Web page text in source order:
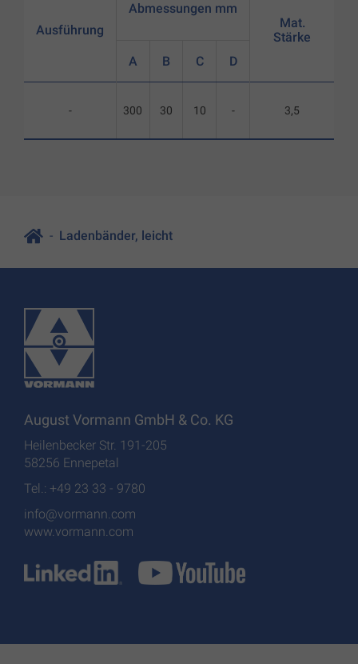
Ausführung
-
Abmessungen mm
A B C D
300 30 10 -
Mat.
Stärke
3,5
Ladenbänder, leicht
August Vormann GmbH & Co. KG
Heilenbecker Str. 191-205
58256 Ennepetal
Tel.: +49 23 33 - 9780
info@vormann.com
www.vormann.com